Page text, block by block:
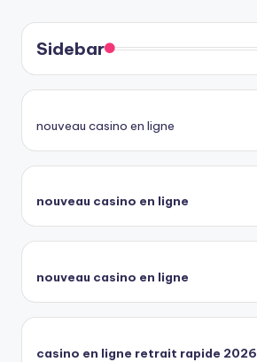
pagination
Sidebar
nouveau casino en ligne
nouveau casino en ligne
nouveau casino en ligne
casino en ligne retrait rapide 2026